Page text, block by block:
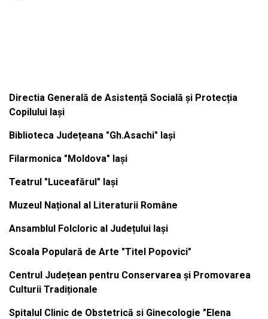
Directia Generală de Asistență Socială și Protecția
Copilului Iași
Biblioteca Județeana "Gh.Asachi" Iași
Filarmonica "Moldova" Iași
Teatrul "Luceafărul" Iași
Muzeul Național al Literaturii Române
Ansamblul Folcloric al Județului Iași
Scoala Populară de Arte "Titel Popovici"
Centrul Județean pentru Conservarea și Promovarea
Culturii Tradiționale
Spitalul Clinic de Obstetrică si Ginecologie "Elena